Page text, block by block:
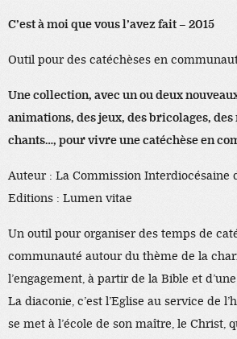
C’est à moi que vous l’avez fait – 2015
Outil pour des catéchèses en
Une collection, avec un ou deux
animations, des jeux, des bricolages,
chants…, pour vivre une catéchèse en
Auteur : La Commission Interdiocésaine
Editions : Lumen vitae
Un outil pour organiser des temps de
communauté autour du thème de la
l’engagement, à partir de la Bible et
La diaconie, c’est l’Eglise au service de
se met à l’école de son maître, le Christ,